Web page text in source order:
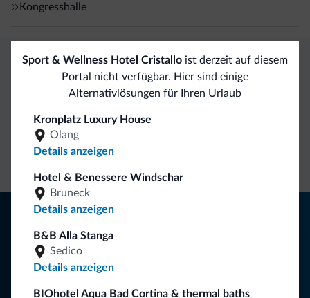
Kongresshalle
Sport & Wellness Hotel Cristallo ist derzeit auf diesem
Portal nicht verfügbar. Hier sind einige
Alternativlösungen für Ihren Urlaub
Kronplatz Luxury House
Olang
Details anzeigen
Hotel & Benessere Windschar
Bruneck
Details anzeigen
B&B Alla Stanga
Sedico
Details anzeigen
BIOhotel Aqua Bad Cortina & thermal baths
Exklusive Vorteile von Dolomiti.it
Direkter
Kontakt
Vorteilhafte
Tipps aus den Dolomiten
Sie erhalten Informationen, exklusive Angebote und
Neuigkeiten für Ihren Urlaub in den Dolomiten.